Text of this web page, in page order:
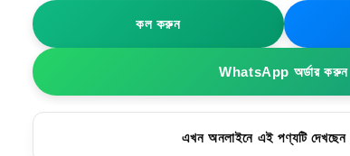
ও
অর্গানাইজার
ক্যাশ
ও
কল করুন
WhatsApp অর্ডার করুন
এখন অনলাইনে এই পণ্যটি